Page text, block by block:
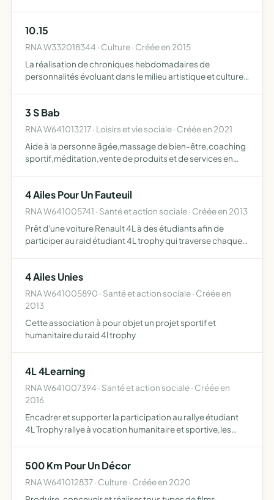
10.15
RNA W332018344 · Culture · Créée en 2015
La réalisation de chroniques hebdomadaires de
personnalités évoluant dans le milieu artistique et culturel
3 S Bab
RNA W641013217 · Loisirs et vie sociale · Créée en 2021
Aide à la personne âgée,massage de bien-être,coaching
sportif,méditation,vente de produits et de services en
4 Ailes Pour Un Fauteuil
RNA W641005741 · Santé et action sociale · Créée en 2013
Prêt d'une voiture Renault 4L à des étudiants afin de
participer au raid étudiant 4L trophy qui traverse chaque
4 Ailes Unies
RNA W641005890 · Santé et action sociale · Créée en
2013
Cette association à pour objet un projet sportif et
humanitaire du raid 4l trophy
4L 4Learning
RNA W641007394 · Santé et action sociale · Créée en
2016
Encadrer et supporter la participation au rallye étudiant
4L Trophy rallye à vocation humanitaire et sportive,les
500 Km Pour Un Décor
RNA W641012837 · Culture · Créée en 2020